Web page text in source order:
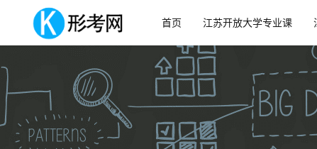
首页 江苏开放大学专业课